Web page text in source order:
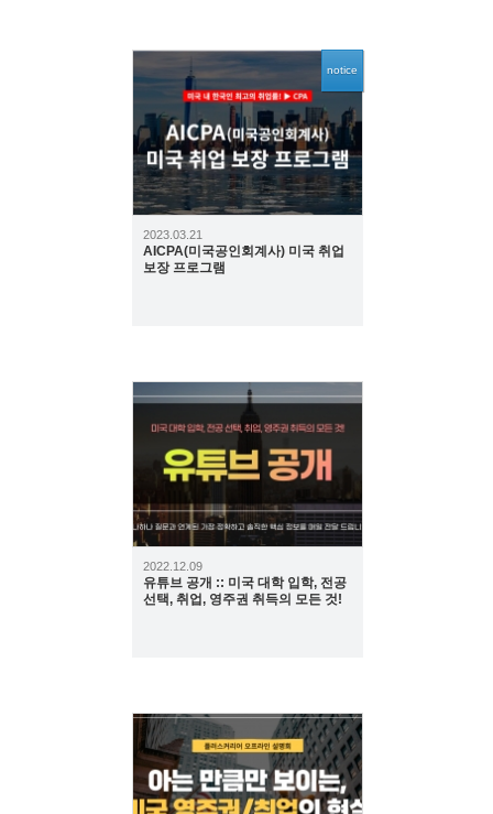
notice
6593
2023.03.21
AICPA(미국공인회계사) 미국 취업
보장 프로그램
423
2022.12.09
유튜브 공개 :: 미국 대학 입학, 전공
선택, 취업, 영주권 취득의 모든 것!
579